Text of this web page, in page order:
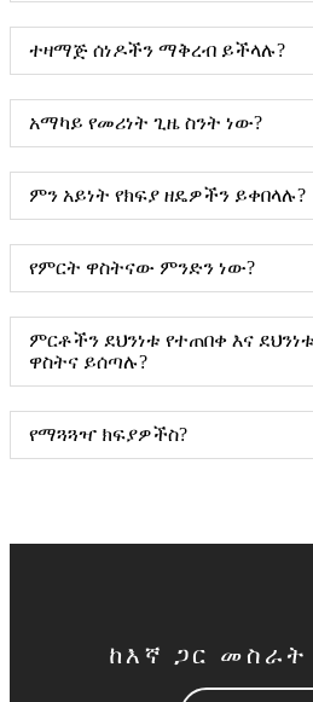
ተዛማጅ ሰነዶችን ማቅረብ ይችላሉ?
አማካይ የመሪነት ጊዜ ስንት ነው?
ምን አይነት የክፍያ ዘዴዎችን ይቀበላሉ?
የምርት ዋስትናው ምንድን ነው?
ምርቶችን ደህንነቱ የተጠበቀ እና
ዋስትና ይሰጣሉ?
የማጓጓዣ ክፍያዎችስ?
ከእኛ ጋር መስራት